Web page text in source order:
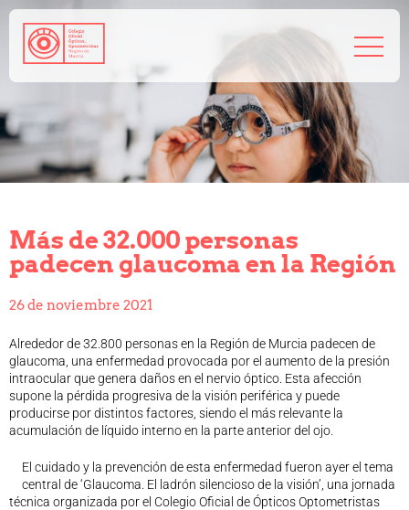
Salud visual
Preguntas frecuentes
Consejos de tu óptico-optometrista
Cómo colegiarse
Empleo
Tablón de anuncios
Biblioteca
Legislación
Canal ético
Calendario
Más de 32.000 personas
padecen glaucoma en la Región
26 de noviembre 2021
Alrededor de 32.800 personas en la Región de Murcia padecen de
glaucoma, una enfermedad provocada por el aumento de la presión
intraocular que genera daños en el nervio óptico. Esta afección
supone la pérdida progresiva de la visión periférica y puede
producirse por distintos factores, siendo el más relevante la
acumulación de líquido interno en la parte anterior del ojo.
El cuidado y la prevención de esta enfermedad fueron ayer el tema
central de ‘Glaucoma. El ladrón silencioso de la visión’, una jornada
técnica organizada por el Colegio Oficial de Ópticos Optometristas